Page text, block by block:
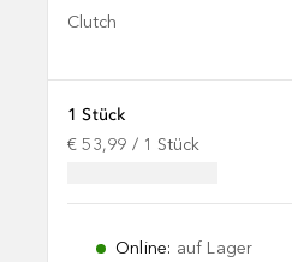
Clutch
1 Stück
€ 53,99 / 1 Stück
Online: auf Lager